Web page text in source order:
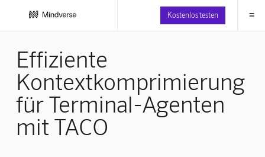
Kostenlos testen ≡
Effiziente
Kontextkomprimierung
für Terminal-Agenten
mit TACO